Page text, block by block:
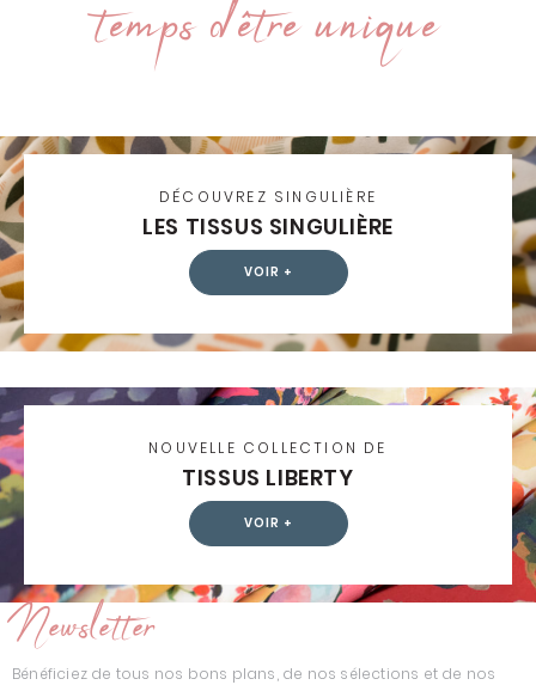
temps d’être unique
DÉCOUVREZ SINGULIÈRE
LES TISSUS SINGULIÈRE
VOIR +
NOUVELLE COLLECTION DE
TISSUS LIBERTY
VOIR +
Newsletter
Bénéficiez de tous nos bons plans, de nos sélections et de nos